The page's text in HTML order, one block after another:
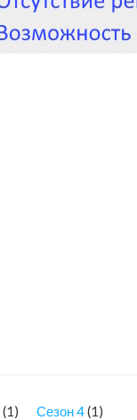
(1) Сезон 4(1)